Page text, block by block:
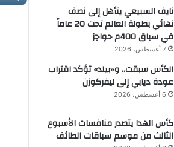
نايف السبيعي يتأهل إلى نصف
نهائي بطولة العالم تحت 20 عاماً
في سباق 400م حواجز
7 أغسطس، 2026
الكأس سبقت.. و«بيلد» تؤكد اقتراب
عودة ديابي إلى ليفركوزن
6 أغسطس، 2026
كأس الهدا يتصدر منافسات الأسبوع
الثالث من موسم سباقات الطائف